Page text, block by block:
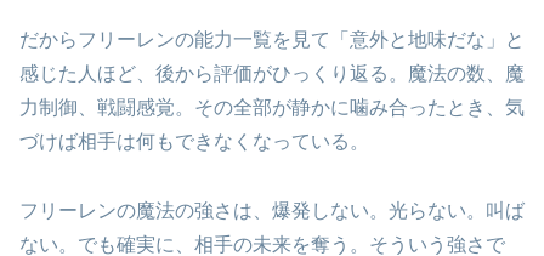
だからフリーレンの能力一覧を見て「意外と地味だな」と
感じた人ほど、後から評価がひっくり返る。魔法の数、魔
力制御、戦闘感覚。その全部が静かに噛み合ったとき、気
づけば相手は何もできなくなっている。
フリーレンの魔法の強さは、爆発しない。光らない。叫ば
ない。でも確実に、相手の未来を奪う。そういう強さで